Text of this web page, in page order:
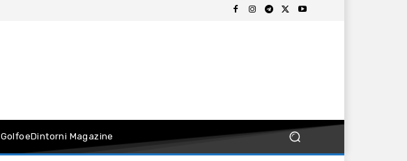
GolfoeDintorni Magazine